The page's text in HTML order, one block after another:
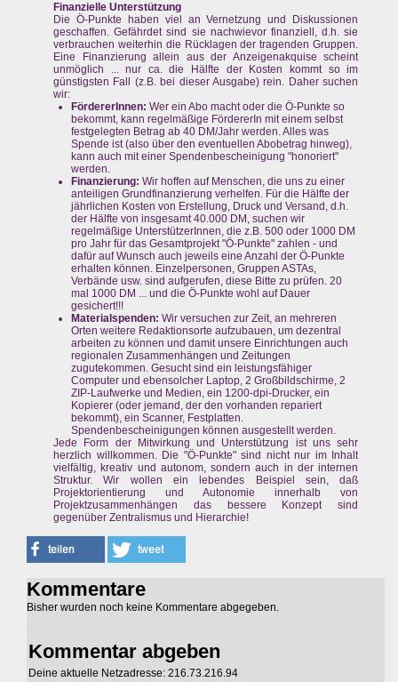
Finanzielle Unterstützung
Die Ö-Punkte haben viel an Vernetzung und Diskussionen
geschaffen. Gefährdet sind sie nachwievor finanziell, d.h. sie
verbrauchen weiterhin die Rücklagen der tragenden Gruppen.
Eine Finanzierung allein aus der Anzeigenakquise scheint
unmöglich ... nur ca. die Hälfte der Kosten kommt so im
günstigsten Fall (z.B. bei dieser Ausgabe) rein. Daher suchen
wir:
FördererInnen: Wer ein Abo macht oder die Ö-Punkte so
bekommt, kann regelmäßige FördererIn mit einem selbst
festgelegten Betrag ab 40 DM/Jahr werden. Alles was
Spende ist (also über den eventuellen Abobetrag hinweg),
kann auch mit einer Spendenbescheinigung "honoriert"
werden.
Finanzierung: Wir hoffen auf Menschen, die uns zu einer
anteiligen Grundfinanzierung verhelfen. Für die Hälfte der
jährlichen Kosten von Erstellung, Druck und Versand, d.h.
der Hälfte von insgesamt 40.000 DM, suchen wir
regelmäßige UnterstützerInnen, die z.B. 500 oder 1000 DM
pro Jahr für das Gesamtprojekt "Ö-Punkte" zahlen - und
dafür auf Wunsch auch jeweils eine Anzahl der Ö-Punkte
erhalten können. Einzelpersonen, Gruppen ASTAs,
Verbände usw. sind aufgerufen, diese Bitte zu prüfen. 20
mal 1000 DM ... und die Ö-Punkte wohl auf Dauer
gesichert!!!
Materialspenden: Wir versuchen zur Zeit, an mehreren
Orten weitere Redaktionsorte aufzubauen, um dezentral
arbeiten zu können und damit unsere Einrichtungen auch
regionalen Zusammenhängen und Zeitungen
zugutekommen. Gesucht sind ein leistungsfähiger
Computer und ebensolcher Laptop, 2 Großbildschirme, 2
ZIP-Laufwerke und Medien, ein 1200-dpi-Drucker, ein
Kopierer (oder jemand, der den vorhanden repariert
bekommt), ein Scanner, Festplatten.
Spendenbescheinigungen können ausgestellt werden.
Jede Form der Mitwirkung und Unterstützung ist uns sehr
herzlich willkommen. Die "Ö-Punkte" sind nicht nur im Inhalt
vielfältig, kreativ und autonom, sondern auch in der internen
Struktur. Wir wollen ein lebendes Beispiel sein, daß
Projektorientierung und Autonomie innerhalb von
Projektzusammenhängen das bessere Konzept sind
gegenüber Zentralismus und Hierarchie!
Kommentare
Bisher wurden noch keine Kommentare abgegeben.
Kommentar abgeben
Deine aktuelle Netzadresse: 216.73.216.94